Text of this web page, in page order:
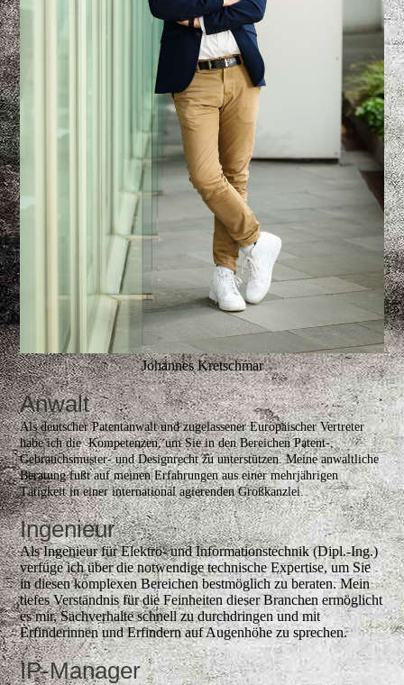
Johannes Kretschmar
Anwalt
Als deutscher Patentanwalt und zugelassener Europäischer Vertreter
habe ich die Kompetenzen, um Sie in den Bereichen Patent-,
Gebrauchsmuster- und Designrecht zu unterstützen. Meine anwaltliche
Beratung fußt auf meinen Erfahrungen aus einer mehrjährigen
Tätigkeit in einer international agierenden Großkanzlei.
Ingenieur
Als Ingenieur für Elektro- und Informationstechnik (Dipl.-Ing.)
verfüge ich über die notwendige technische Expertise, um Sie
in diesen komplexen Bereichen bestmöglich zu beraten. Mein
tiefes Verständnis für die Feinheiten dieser Branchen ermöglicht
es mir, Sachverhalte schnell zu durchdringen und mit
Erfinderinnen und Erfindern auf Augenhöhe zu sprechen.
IP-Manager